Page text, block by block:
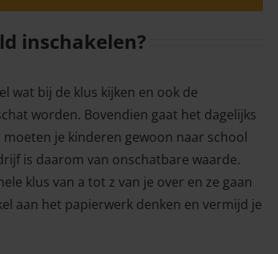
inschakelen?
wat bij de klus kijken en ook de
worden. Bovendien gaat het dagelijks
je kinderen gewoon naar school
is daarom van onschatbare waarde.
klus van a tot z van je over en ze gaan
aan het papierwerk denken en vermijd je